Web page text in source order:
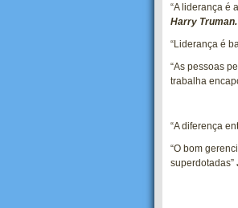
“A liderança é
Harry Truman.
“Liderança é
“As pessoas
trabalha
“A diferença
“O bom
superdotadas”